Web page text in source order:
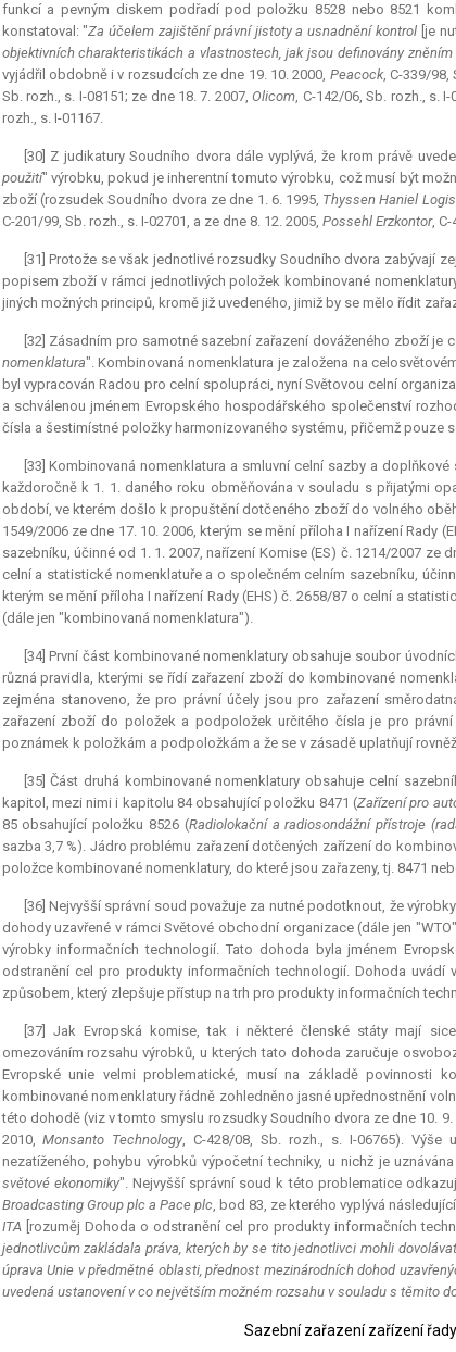
funkcí a pevným diskem podřadí pod položku 8528 nebo 8521
konstatoval: "Za účelem zajištění právní jistoty a usnadnění kontrol [je
objektivních charakteristikách a vlastnostech, jak jsou definovány
vyjádřil obdobně i v rozsudcích ze dne 19. 10. 2000, Peacock, C-339/98,
Sb. rozh., s. I-08151; ze dne 18. 7. 2007,Olicom, C-142/06, Sb. rozh., s.
rozh., s. I-01167.
[30] Z judikatury Soudního dvora dále vyplývá, že krom právě
použití" výrobku, pokud je inherentní tomuto výrobku, což musí být
zboží (rozsudek Soudního dvora ze dne 1. 6. 1995, Thyssen Haniel
C-201/99, Sb. rozh., s. I-02701, a ze dne 8. 12. 2005, Possehl Erzkontor, C-
[31] Protože se však jednotlivé rozsudky Soudního dvora zabývají
popisem zboží v rámci jednotlivých položek kombinované
jiných možných principů, kromě již uvedeného, jimiž by se mělo řídit
[32] Zásadním pro samotné sazební zařazení dováženého zboží je
nomenklatura". Kombinovaná nomenklatura je založena na
byl vypracován Radou pro celní spolupráci, nyní Světovou celní
a schválenou jménem Evropského hospodářského společenství
čísla a šestimístné položky harmonizovaného systému, přičemž pouze
[33] Kombinovaná nomenklatura a smluvní celní sazby a
každoročně k 1. 1. daného roku obměňována v souladu s přijatými
období, ve kterém došlo k propuštění dotčeného zboží do volného
1549/2006 ze dne 17. 10. 2006, kterým se mění příloha I nařízení
sazebníku, účinné od 1. 1. 2007, nařízení Komise (ES) č. 1214/2007 ze
celní a statistické nomenklatuře a o společném celním sazebníku,
kterým se mění příloha I nařízení Rady (EHS) č. 2658/87 o celní a
(dále jen "kombinovaná nomenklatura").
[34] První část kombinované nomenklatury obsahuje soubor
různá pravidla, kterými se řídí zařazení zboží do kombinované
zejména stanoveno, že pro právní účely jsou pro zařazení
zařazení zboží do položek a podpoložek určitého čísla je pro
poznámek k položkám a podpoložkám a že se v zásadě uplatňují
[35] Část druhá kombinované nomenklatury obsahuje celní
kapitol, mezi nimi i kapitolu 84 obsahující položku 8471 (Zařízení pro
85 obsahující položku 8526 (Radiolokační a radiosondážní přístroje
sazba 3,7 %). Jádro problému zařazení dotčených zařízení do
položce kombinované nomenklatury, do které jsou zařazeny, tj. 8471
[36] Nejvyšší správní soud považuje za nutné podotknout, že
dohody uzavřené v rámci Světové obchodní organizace (dále jen
výrobky informačních technologií. Tato dohoda byla jménem
odstranění cel pro produkty informačních technologií. Dohoda
způsobem, který zlepšuje přístup na trh pro produkty informačních
[37] Jak Evropská komise, tak i některé členské státy mají
omezováním rozsahu výrobků, u kterých tato dohoda zaručuje
Evropské unie velmi problematické, musí na základě povinnosti
kombinované nomenklatury řádně zohledněno jasné upřednostnění
této dohodě (viz v tomto smyslu rozsudky Soudního dvora ze dne 10. 9.
2010,Monsanto Technology, C-428/08, Sb. rozh., s. I-06765). Výše
nezatíženého, pohybu výrobků výpočetní techniky, u nichž je
světové ekonomiky". Nejvyšší správní soud k této problematice
Broadcasting Group plc a Pace plc, bod 83, ze kterého vyplývá
ITA [rozuměj Dohoda o odstranění cel pro produkty informačních
jednotlivcům zakládala práva, kterých by se tito jednotlivci mohli
úprava Unie v předmětné oblasti, přednost mezinárodních dohod
uvedená ustanovení v co největším možném rozsahu v souladu s těmito
Sazební zařazení zařízení řady